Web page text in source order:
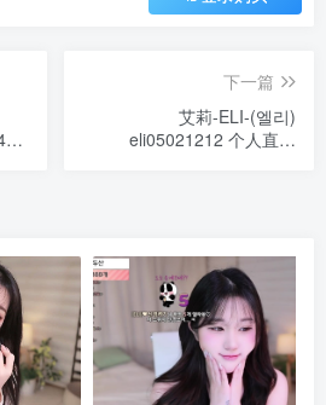
小
下一篇
艾莉-ELI-(엘리)
eli05021212 个人直播